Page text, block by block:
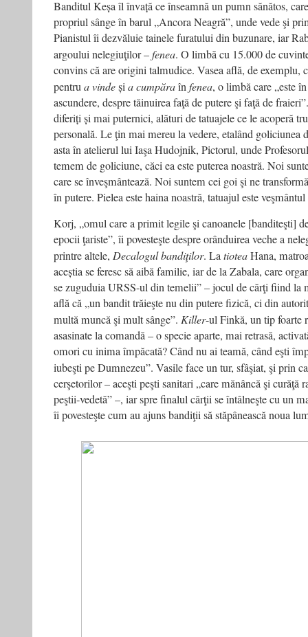
Banditul Keșa îl învață ce înseamnă un pumn sănătos,
propriul sânge în barul „Ancora Neagră”, unde vede şi
Pianistul îi dezvăluie tainele furatului din buzunare, iar
argoului nelegiuţilor –fenea. O limbă cu 15.000 de
convins că are origini talmudice. Vasea află, de exemplu,
pentrua vindeșia cumpăraînfenea, o limbă care „este
ascundere, despre tăinuirea faţă de putere şi faţă de
diferiți și mai puternici, alături de tatuajele ce le acoperă
personală. Le ţin mai mereu la vedere, etalând goliciunea
asta în atelierul lui Iaşa Hudojnik, Pictorul, unde
temem de goliciune, căci ea este puterea noastră. Noi
care se înveşmântează. Noi suntem cei goi şi ne
în putere. Pielea este haina noastră, tatuajul este
Korj, „omul care a primit legile şi canoanele [banditeşti]
epocii ţariste”, îi povesteşte despre orânduirea veche a
printre altele, Decalogul bandiţilor. LatioteaHana,
aceștia se feresc să aibă familie, iar de la Zabala, care
se zuguduia URSS-ul din temelii” – jocul de cărţi fiind la
află că „un bandit trăieşte nu din putere fizică, ci din
multă muncă şi mult sânge”. Killer-ul Finkă, un tip foarte
asasinate la comandă – o specie aparte, mai retrasă,
omori cu inima împăcată? Când nu ai teamă, când eşti
iubeşti pe Dumnezeu”. Vasile face un tur, sfâşiat, şi prin
cerşetorilor – aceşti peşti sanitari „care mănâncă şi curăţă
peştii‑vedetă” –, iar spre finalul cărţii se întâlneşte cu un
îi povesteşte cum au ajuns bandiţii să stăpânească noua